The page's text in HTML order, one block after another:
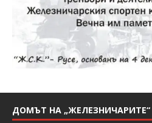
ДОМЪТ НА „ЖЕЛЕЗНИЧАРИТЕ“